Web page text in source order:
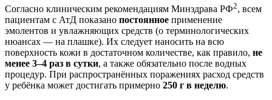
Согласно клиническим рекомендациям Минздрава РФ2, всем
пациентам с АтД показано постоянное применение
эмолентов и увлажняющих средств (о терминологических
нюансах — на плашке). Их следует наносить на всю
поверхность кожи в достаточном количестве, как правило, не
менее 3–4 раз в сутки, а также обязательно после водных
процедур. При распространённых поражениях расход средств
у ребёнка может достигать примерно 250 г в неделю.